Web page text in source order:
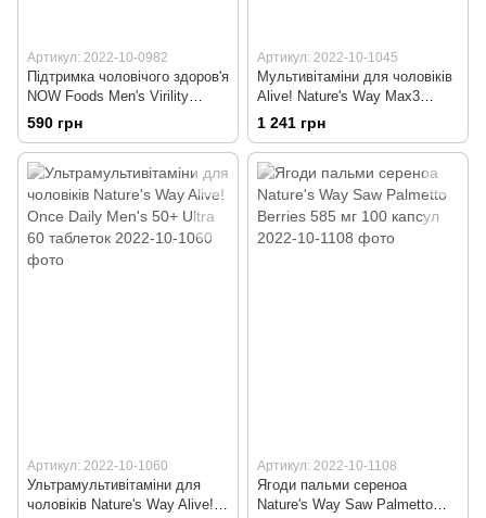
Артикул: 2022-10-0982
Підтримка чоловічого здоров'я
NOW Foods Men's Virility
Power 60 капсул
590 грн
Артикул: 2022-10-1045
Мультивітаміни для чоловіків
Alive! Nature's Way Max3
Potency Men's 90 таблеток
1 241 грн
Артикул: 2022-10-1060
Ультрамультивітаміни для
чоловіків Nature's Way Alive!
Артикул: 2022-10-1108
Ягоди пальми сереноа
Nature's Way Saw Palmetto